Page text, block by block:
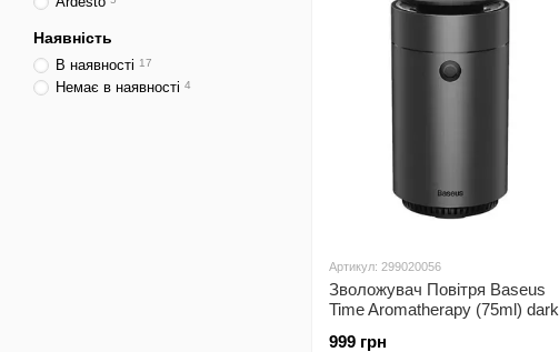
Артикул: 299020056
Зволожувач Повітря Baseus
Time Aromatherapy (75ml) dark
999 грн
Наявність
В наявності 17
Немає в наявності 4